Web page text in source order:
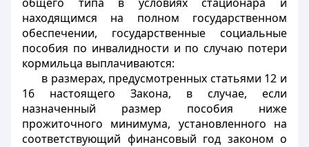
находящимся на полном государственном
обеспечении, государственные социальные
пособия по инвалидности и по случаю потери
кормильца выплачиваются:
в размерах, предусмотренных статьями 12 и
16 настоящего Закона, в случае, если
назначенный размер пособия ниже
прожиточного минимума, установленного на
соответствующий финансовый год законом о